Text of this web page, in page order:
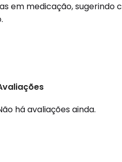
em medicação, sugerindo
há avaliações ainda.